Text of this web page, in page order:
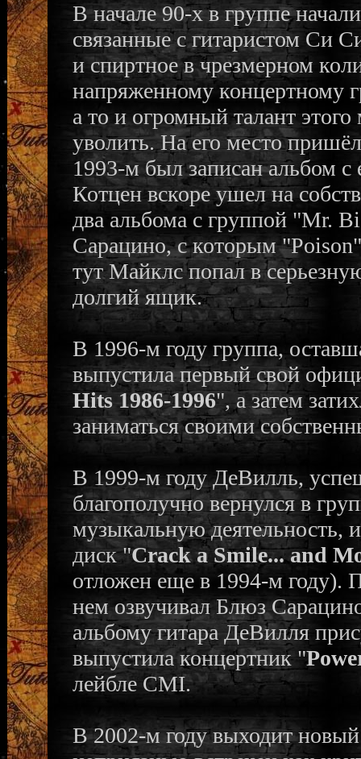
В начале 90-х в группе
связанные с гитаристом Си
и спиртное в чрезмерном
напряженному концертному
а то и огромный талант
уволить. На его место
1993-м был записан альбом с
Котцен вскоре ушел на
два альбома с группой "Mr.
Сарацино, с которым
тут Майклс попал в
долгий ящик.
В 1996-м году группа,
выпустила первый свой
Hits 1986-1996", а затем
заниматься своими
В 1999-м году ДеВилль,
благополучно вернулся в
музыкальную деятельность,
диск "Crack a Smile... and
отложен еще в 1994-м году).
нем озвучивал Блюз
альбому гитара ДеВилля
выпустила концертник "
лейбле CMI.
В 2002-м году выходит